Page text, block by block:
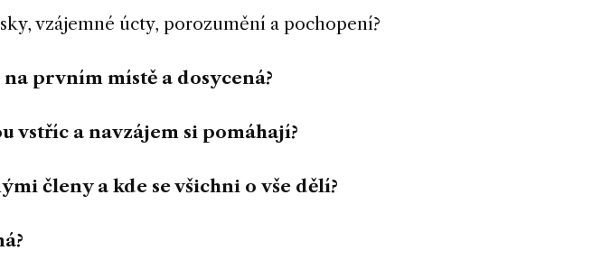
vzájemné úcty, porozumění a pochopení?
na prvním místě a dosycená?
vstříc a navzájem si pomáhají?
členya kde se všichni o vše dělí?
?